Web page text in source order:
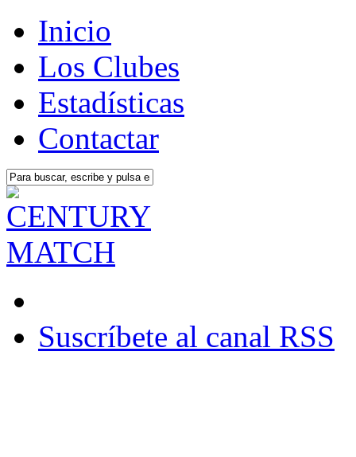
Inicio
Los Clubes
Estadísticas
Contactar
Suscríbete al canal RSS